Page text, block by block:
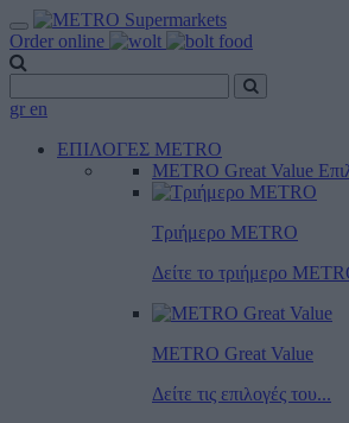
Order online
gr en
ΕΠΙΛΟΓΕΣ METRO
METRO Great Value
Τριήμερο METRO
Δείτε το τριήμερο
METRO Great Value
Δείτε τις επιλογές του...